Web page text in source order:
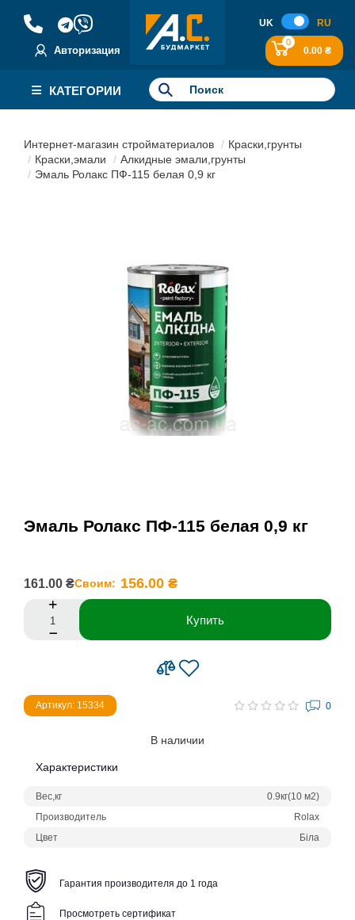
Авторизация
UK RU
0
0.00 ₴
КАТЕГОРИИ
Интернет-магазин стройматериалов
Краски,грунты
Краски,эмали
Алкидные эмали,грунты
Эмаль Ролакс ПФ-115 белая 0,9 кг
Эмаль Ролакс ПФ-115 белая 0,9 кг
161.00 ₴Своим: 156.00 ₴
Купить
Артикул: 15334 0
В наличии
Характеристики
Вес,кг
0.9кг(10 м2)
Производитель
Rolax
Цвет
Біла
Гарантия производителя до 1 года
Просмотреть сертификат